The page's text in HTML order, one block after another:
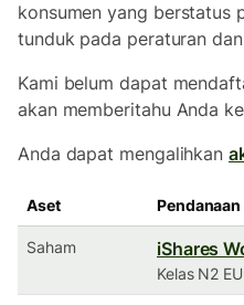
konsumen yang berstatus
tunduk pada peraturan
Kami belum dapat
akan memberitahu Anda
Anda dapat mengalihkan
Aset
Saham iShares
Kelas N2